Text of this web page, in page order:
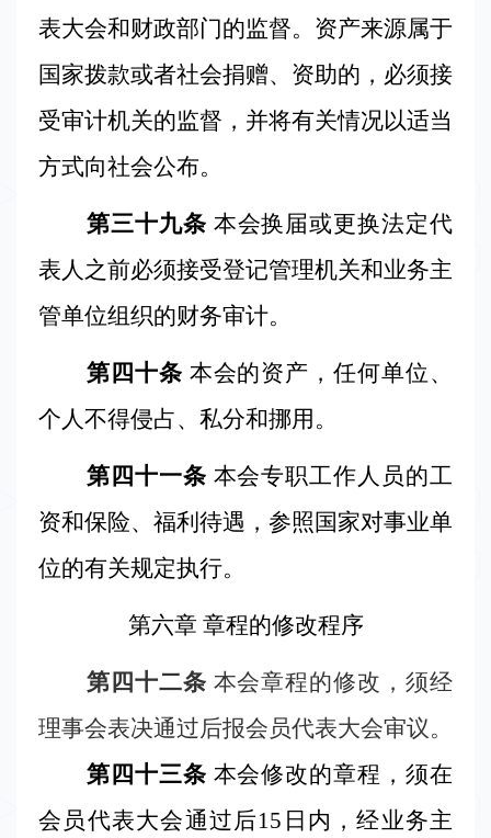
表大会和财政部门的监督。资产来源属于
国家拨款或者社会捐赠、资助的，必须接
受审计机关的监督，并将有关情况以适当
方式向社会公布。
第三十九条 本会换届或更换法定代
表人之前必须接受登记管理机关和业务主
管单位组织的财务审计。
第四十条 本会的资产，任何单位、
个人不得侵占、私分和挪用。
第四十一条 本会专职工作人员的工
资和保险、福利待遇，参照国家对事业单
位的有关规定执行。
第六章 章程的修改程序
第四十二条 本会章程的修改，须经
理事会表决通过后报会员代表大会审议。
第四十三条 本会修改的章程，须在
会员代表大会通过后15 日内，经业务主